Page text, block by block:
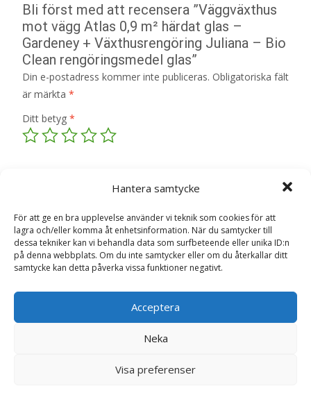
Hantera samtycke
För att ge en bra upplevelse använder vi teknik som cookies för att
lagra och/eller komma åt enhetsinformation. När du samtycker till
dessa tekniker kan vi behandla data som surfbeteende eller unika ID:n
på denna webbplats. Om du inte samtycker eller om du återkallar ditt
samtycke kan detta påverka vissa funktioner negativt.
Acceptera
Neka
Visa preferenser
Bli först med att recensera ”Väggväxthus
mot vägg Atlas 0,9 m² härdat glas –
Gardeney + Växthusrengöring Juliana – Bio
Clean rengöringsmedel glas”
Din e-postadress kommer inte publiceras. Obligatoriska fält
är märkta *
Ditt betyg *
Namn *
Spara mitt namn, min e-postadress och webbplats i
denna webbläsare till nästa gång jag skriver en